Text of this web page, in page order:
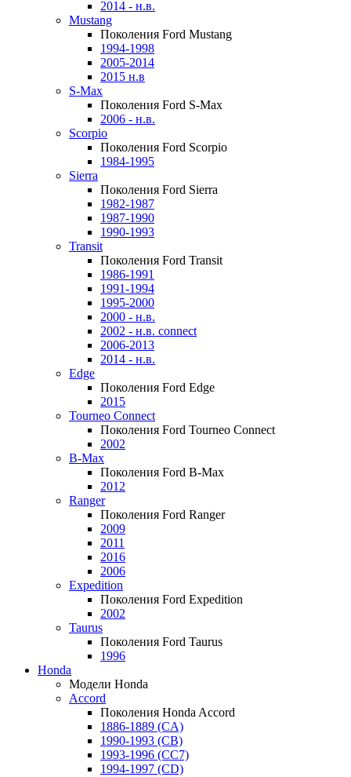
2014 - н.в.
Mustang
Поколения Ford Mustang
1994-1998
2005-2014
2015 н.в
S-Max
Поколения Ford S-Max
2006 - н.в.
Scorpio
Поколения Ford Scorpio
1984-1995
Sierra
Поколения Ford Sierra
1982-1987
1987-1990
1990-1993
Transit
Поколения Ford Transit
1986-1991
1991-1994
1995-2000
2000 - н.в.
2002 - н.в. connect
2006-2013
2014 - н.в.
Edge
Поколения Ford Edge
2015
Tourneo Connect
Поколения Ford Tourneo Connect
2002
B-Max
Поколения Ford B-Max
2012
Ranger
Поколения Ford Ranger
2009
2011
2016
2006
Expedition
Поколения Ford Expedition
2002
Taurus
Поколения Ford Taurus
1996
Honda
Модели Honda
Accord
Поколения Honda Accord
1886-1889 (CA)
1990-1993 (CB)
1993-1996 (CC7)
1994-1997 (CD)